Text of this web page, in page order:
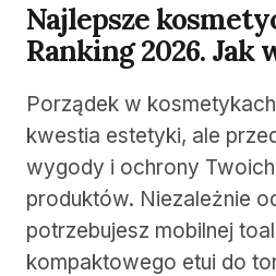
Najlepsze
Ranking 2026. Jak
Porządek w
kwestia estetyki, ale
wygody i ochrony
produktów. Niezależnie
potrzebujesz mobilnej
kompaktowego etui do